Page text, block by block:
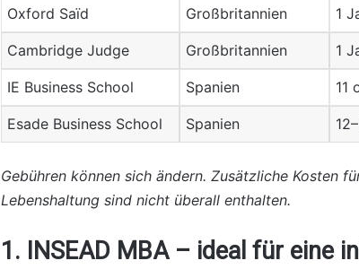
Oxford Saïd Großbritannien 1
Cambridge Judge Großbritannien 1
IE Business School Spanien 11
Esade Business School Spanien
Gebühren können sich ändern. Zusätzliche Kosten
Lebenshaltung sind nicht überall enthalten.
1. INSEAD MBA – ideal für eine